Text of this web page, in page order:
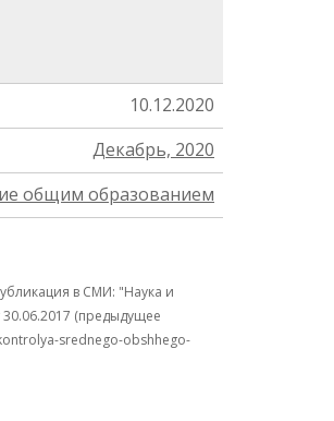
10.12.2020
Декабрь, 2020
общим образованием
в СМИ: "Наука и
(предыдущее
srednego-obshhego-